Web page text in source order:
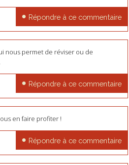
Répondre à ce commentaire
nous permet de réviser ou de
Répondre à ce commentaire
en faire profiter !
Répondre à ce commentaire